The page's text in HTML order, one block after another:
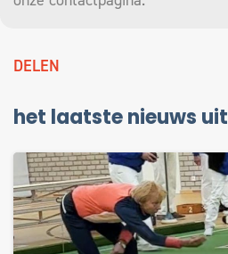
DELEN
het laatste nieuws uit